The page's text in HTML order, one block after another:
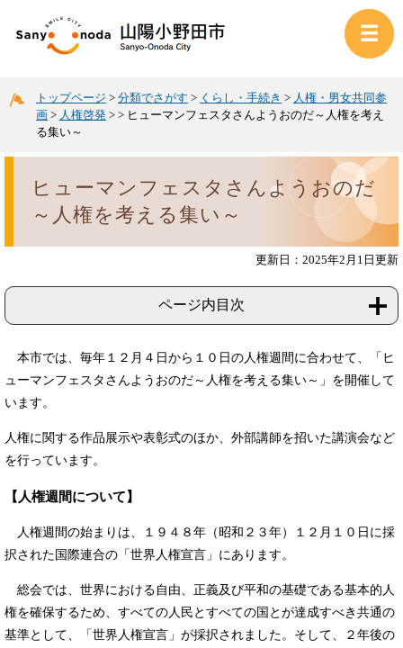
トップページ > 分類でさがす > くらし・手続き > 人権・男女共同参
画 > 人権啓発 > > ヒューマンフェスタさんようおのだ～人権を考え
る集い～
ヒューマンフェスタさんようおのだ
～人権を考える集い～
更新日：2025年2月1日更新
ページ内目次
本市では、毎年１２月４日から１０日の人権週間に合わせて、「ヒ
ューマンフェスタさんようおのだ～人権を考える集い～」を開催して
います。
人権に関する作品展示や表彰式のほか、外部講師を招いた講演会など
を行っています。
【人権週間について】
人権週間の始まりは、１９４８年（昭和２３年）１２月１０日に採
択された国際連合の「世界人権宣言」にあります。
総会では、世界における自由、正義及び平和の基礎である基本的人
権を確保するため、すべての人民とすべての国とが達成すべき共通の
基準として、「世界人権宣言」が採択されました。そして、２年後の